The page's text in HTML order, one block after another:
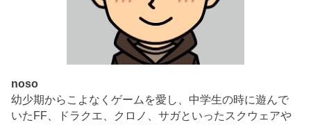
noso
幼少期からこよなくゲームを愛し、中学生の時に遊んで
いたFF、ドラクエ、クロノ、サガといったスクウェアや